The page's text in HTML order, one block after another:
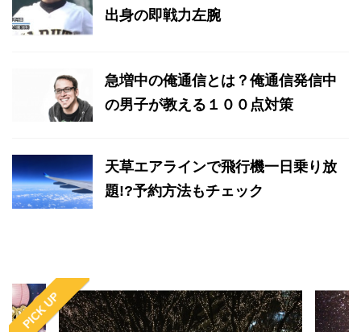
出身の即戦力左腕
急増中の俺通信とは？俺通信発信中
の男子が教える１００点対策
天草エアラインで飛行機一日乗り放
題!?予約方法もチェック
PICK UP